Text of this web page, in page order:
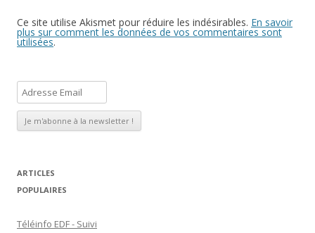
Ce site utilise Akismet pour réduire les indésirables. En savoir
plus sur comment les données de vos commentaires sont
utilisées.
d
s
e
m
ARTICLES
POPULAIRES
Téléinfo EDF - Suivi